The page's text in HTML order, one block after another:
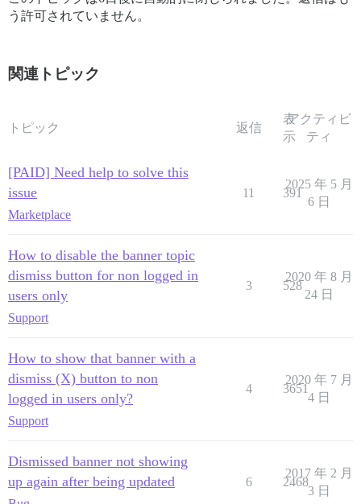
う許可されていません。
関連トピック
トピック 返信
表
示
アクティビ
ティ
[PAID] Need help to solve this
issue
Marketplace
11 391
2025 年 5 月
6 日
How to disable the banner topic
dismiss button for non logged in
users only
Support
3 528
2020 年 8 月
24 日
How to show that banner with a
dismiss (X) button to non
logged in users only?
Support
4 3651
2020 年 7 月
4 日
Dismissed banner not showing
up again after being updated
6 2468
2017 年 2 月
3 日